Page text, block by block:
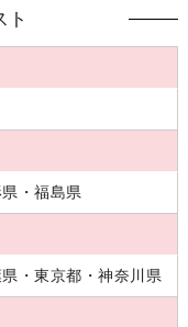
ト
・福島県
・東京都・神奈川県